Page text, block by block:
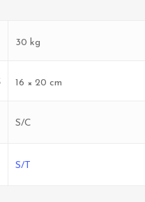
30 kg
16 × 20 cm
S/C
S/T